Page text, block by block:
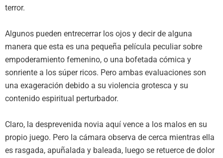
terror.
Algunos pueden entrecerrar los ojos y decir de alguna
manera que esta es una pequeña película peculiar sobre
empoderamiento femenino, o una bofetada cómica y
sonriente a los súper ricos. Pero ambas evaluaciones son
una exageración debido a su violencia grotesca y su
contenido espiritual perturbador.
Claro, la desprevenida novia aquí vence a los malos en su
propio juego. Pero la cámara observa de cerca mientras ella
es rasgada, apuñalada y baleada, luego se retuerce de dolor